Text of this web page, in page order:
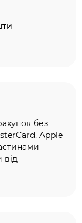
без
Apple
від